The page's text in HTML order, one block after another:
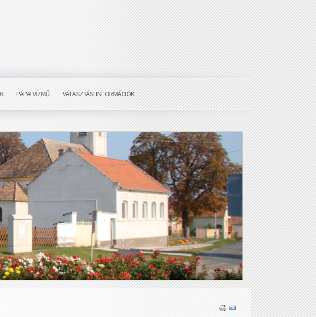
PÁPAI VÍZMŰ VÁLASZTÁSI INFORMÁCIÓK